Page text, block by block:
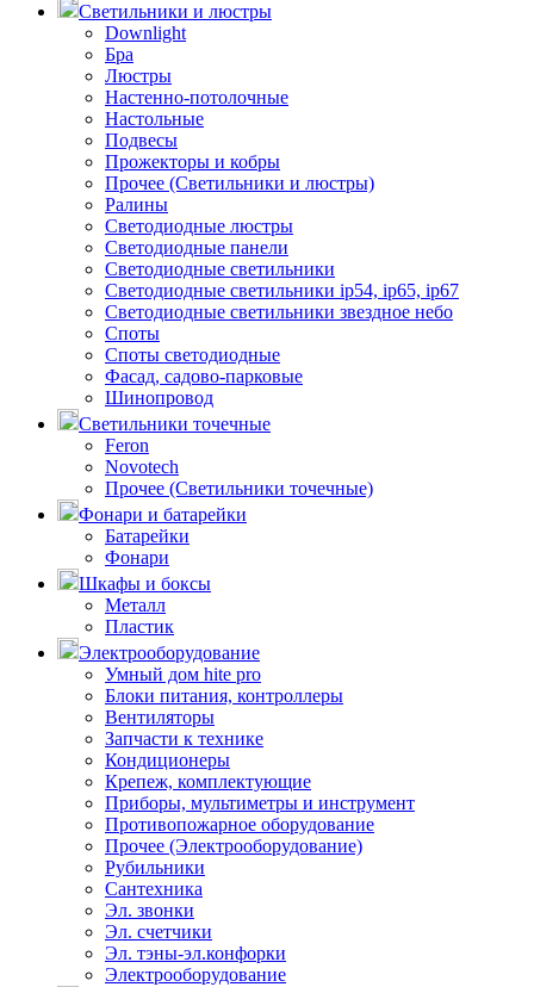
Светильники и люстры
Downlight
Бра
Люстры
Настенно-потолочные
Настольные
Подвесы
Прожекторы и кобры
Прочее (Светильники и люстры)
Ралины
Светодиодные люстры
Светодиодные панели
Светодиодные светильники
Светодиодные светильники ip54, ip65, ip67
Светодиодные светильники звездное небо
Споты
Споты светодиодные
Фасад, садово-парковые
Шинопровод
Светильники точечные
Feron
Novotech
Прочее (Светильники точечные)
Фонари и батарейки
Батарейки
Фонари
Шкафы и боксы
Металл
Пластик
Электрооборудование
Умный дом hite pro
Блоки питания, контроллеры
Вентиляторы
Запчасти к технике
Кондиционеры
Крепеж, комплектующие
Приборы, мультиметры и инструмент
Противопожарное оборудование
Прочее (Электрооборудование)
Рубильники
Сантехника
Эл. звонки
Эл. счетчики
Эл. тэны-эл.конфорки
Электрооборудование